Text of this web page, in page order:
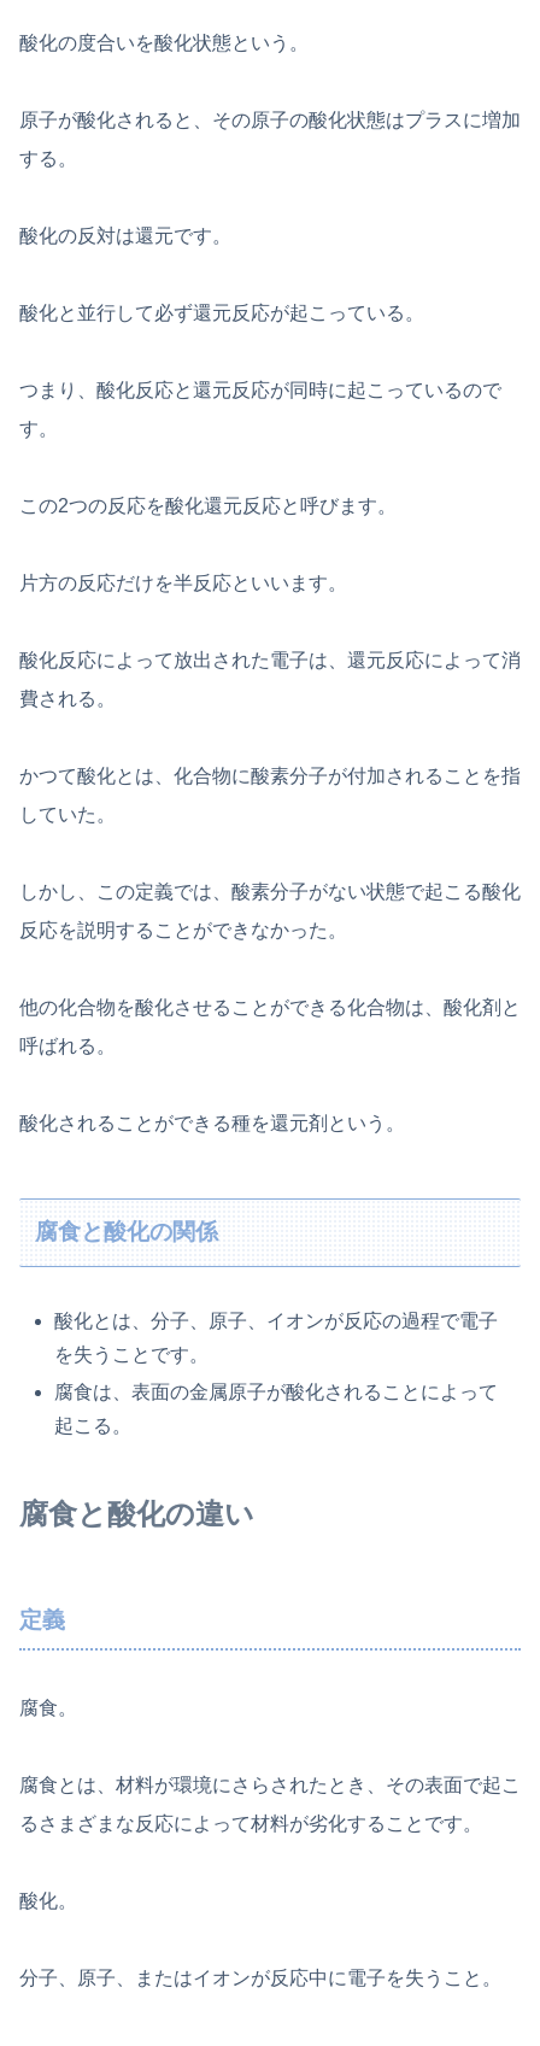
酸化の度合いを酸化状態という。
原子が酸化されると、その原子の酸化状態はプラスに増加
する。
酸化の反対は還元です。
酸化と並行して必ず還元反応が起こっている。
つまり、酸化反応と還元反応が同時に起こっているので
す。
この2つの反応を酸化還元反応と呼びます。
片方の反応だけを半反応といいます。
酸化反応によって放出された電子は、還元反応によって消
費される。
かつて酸化とは、化合物に酸素分子が付加されることを指
していた。
しかし、この定義では、酸素分子がない状態で起こる酸化
反応を説明することができなかった。
他の化合物を酸化させることができる化合物は、酸化剤と
呼ばれる。
酸化されることができる種を還元剤という。
腐食と酸化の関係
酸化とは、分子、原子、イオンが反応の過程で電子
を失うことです。
腐食は、表面の金属原子が酸化されることによって
起こる。
腐食と酸化の違い
定義
腐食。
腐食とは、材料が環境にさらされたとき、その表面で起こ
るさまざまな反応によって材料が劣化することです。
酸化。
分子、原子、またはイオンが反応中に電子を失うこと。